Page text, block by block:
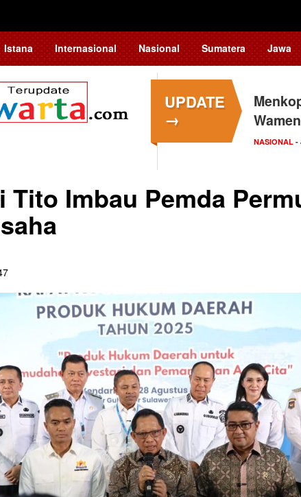
Istana Internasional Nasional Sumatera Jawa
UPDATE
→
NASIONAL -
Tito Imbau Pemda